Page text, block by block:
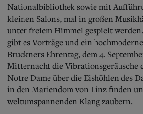
Nationalbibliothek sowie mit
kleinen Salons, mal in großen
unter freiem Himmel gespielt
gibt es Vorträge und ein
Bruckners Ehrentag, dem 4.
Mitternacht die Vibrationsgeräusche
Notre Dame über die Eishöhlen des
in den Mariendom von Linz finden
weltumspannenden Klang zaubern.